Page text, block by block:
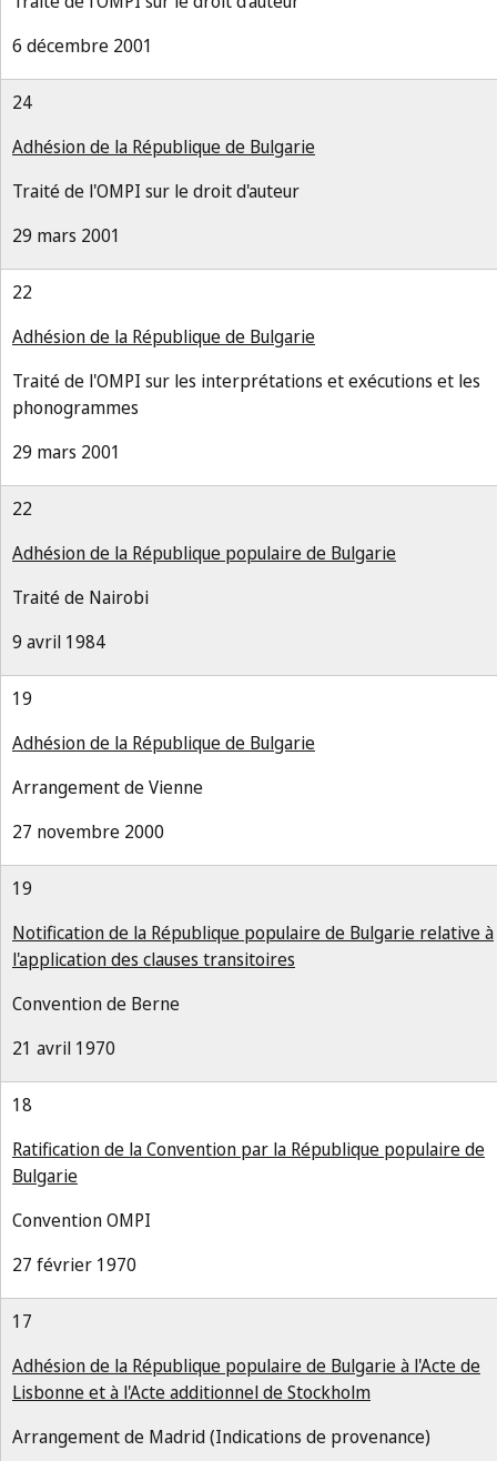
6 décembre 2001
24
Adhésion de la République de Bulgarie
Traité de l'OMPI sur le droit d'auteur
29 mars 2001
22
Adhésion de la République de Bulgarie
Traité de l'OMPI sur les interprétations et exécutions et les
phonogrammes
29 mars 2001
22
Adhésion de la République populaire de Bulgarie
Traité de Nairobi
9 avril 1984
19
Adhésion de la République de Bulgarie
Arrangement de Vienne
27 novembre 2000
19
Notification de la République populaire de Bulgarie relative à
l'application des clauses transitoires
Convention de Berne
21 avril 1970
18
Ratification de la Convention par la République populaire de
Bulgarie
Convention OMPI
27 février 1970
17
Adhésion de la République populaire de Bulgarie à l'Acte de
Lisbonne et à l'Acte additionnel de Stockholm
Arrangement de Madrid (Indications de provenance)